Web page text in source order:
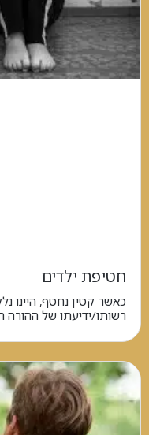
חטיפת ילדים
כאשר קטין נחטף, היינו
רשותו/ידיעתו של ההורה